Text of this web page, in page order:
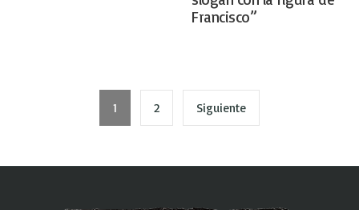
Francisco”
1 2 Siguiente